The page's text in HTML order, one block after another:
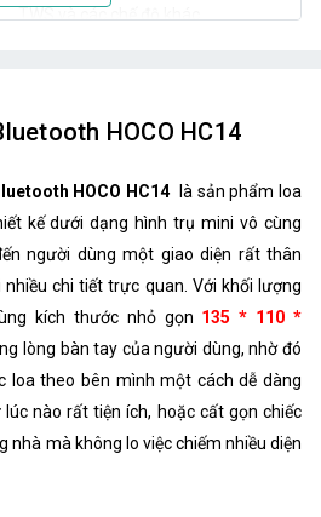
TWS và các chế độ khác
HOCO HC14
HOCO HC14 là sản phẩm loa
kế dưới dạng hình trụ mini vô cùng
người dùng một giao diện rất thân
chi tiết trực quan. Với khối lượng
kích thước nhỏ gọn 135 * 110 *
lòng bàn tay của người dùng, nhờ đó
loa theo bên mình một cách dễ dàng
nào rất tiện ích, hoặc cất gọn chiếc
nhà mà không lo việc chiếm nhiều diện